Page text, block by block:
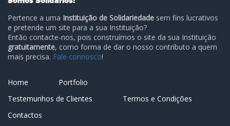
Pertence a uma Instituição de Solidariedade sem fins lucrativos
e pretende um site para a sua Instituição?
Então contacte-nos, pois construímos o site da sua Instituição
gratuitamente, como forma de dar o nosso contributo a quem
mais precisa. Fale connosco!
Home
Portfolio
Testemunhos de Clientes
Termos e Condições
Contactos